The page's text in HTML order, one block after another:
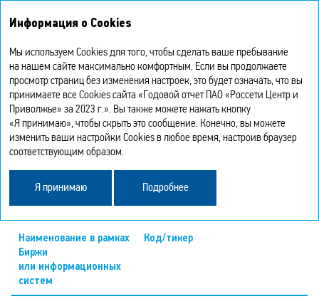
ОБРАЩЕНИЕ АКЦИЙ НА БИРЖЕ
Обыкновенные акции «Россети Центр и Приволжье» обращаются
на Московской Бирже с 2008 года и с января 2017 года находятся
во Втором уровне Списка ценных бумаг, допущенных к торгам
на Московской Бирже.
Основные идентификационные коды и тикеры
по акциям
Наименование в рамках
Биржи
или информационных
систем
Код/тикер
Информация о Cookies
Мы используем Cookies для того, чтобы сделать ваше пребывание
на нашем сайте максимально комфортным. Если вы продолжаете
просмотр страниц без изменения настроек, это будет означать, что вы
принимаете все Cookies сайта «Годовой отчет ПАО «Россети Центр и
Приволжье» за 2023 г.». Вы также можете нажать кнопку
«Я принимаю», чтобы скрыть это сообщение. Конечно, вы можете
изменить ваши настройки Cookies в любое время, настроив браузер
соответствующим образом.
Я принимаю Подробнее